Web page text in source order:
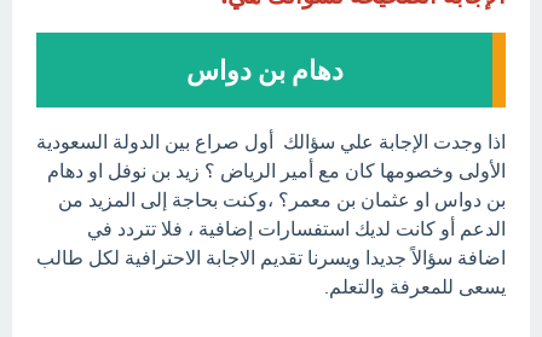
دهام بن دواس
اذا وجدت الإجابة علي سؤالك أول صراع بين الدولة السعودية
الأولى وخصومها كان مع أمير الرياض ؟ زيد بن نوفل او دهام
بن دواس او عثمان بن معمر؟ ،وكنت بحاجة إلى المزيد من
الدعم أو كانت لديك استفسارات إضافية ، فلا تتردد في
اضافة سؤالاً جديدا ويسرنا تقديم الاجابة الاحترافية لكل طالب
يسعى للمعرفة والتعلم.